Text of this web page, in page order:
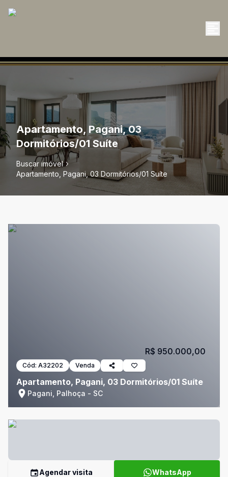
Apartamento, Pagani, 03
Dormitórios/01 Suíte
Buscar imóvel
Apartamento, Pagani, 03 Dormitórios/01 Suíte
Cód: A32202 Venda
Apartamento, Pagani, 03 Dormitórios/01 Suíte
Pagani, Palhoça - SC
R$ 950.000,00
Agendar visita WhatsApp